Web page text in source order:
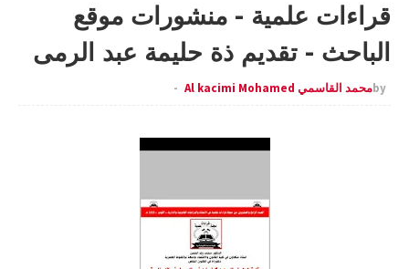
قراءات علمية - منشورات موقع
الباحث - تقديم ذة حليمة عبد الرمى
byمحمد القاسمي Al kacimi Mohamed